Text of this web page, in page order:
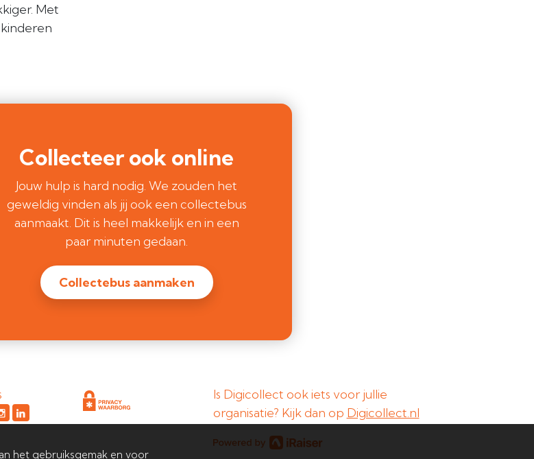
Met
Collecteer ook online
Jouw hulp is hard nodig. We zouden het
geweldig vinden als jij ook een collectebus
aanmaakt. Dit is heel makkelijk en in een
paar minuten gedaan.
Collectebus aanmaken
Is Digicollect ook iets voor jullie
organisatie? Kijk dan op Digicollect.nl
het gebruiksgemak en voor